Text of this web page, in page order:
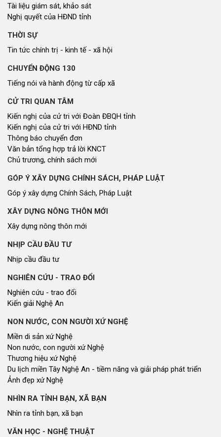
Tài liệu giám sát, khảo sát
Nghị quyết của HĐND tỉnh
THỜI SỰ
Tin tức chính trị - kinh tế - xã hội
CHUYỂN ĐỘNG 130
Tiếng nói và hành động từ cấp xã
CỬ TRI QUAN TÂM
Kiến nghị của cử tri với Đoàn ĐBQH tỉnh
Kiến nghị của cử tri với HĐND tỉnh
Thông báo chuyển đơn
Văn bản tổng hợp trả lời KNCT
Chủ trương, chính sách mới
GÓP Ý XÂY DỰNG CHÍNH SÁCH, PHÁP LUẬT
Góp ý xây dựng Chính Sách, Pháp Luật
XÂY DỰNG NÔNG THÔN MỚI
Xây dựng nông thôn mới
NHỊP CẦU ĐẦU TƯ
Nhịp cầu đầu tư
NGHIÊN CỨU - TRAO ĐỔI
Nghiên cứu - trao đổi
Kiến giải Nghệ An
NON NƯỚC, CON NGƯỜI XỨ NGHỆ
Miền di sản xứ Nghệ
Non nước, con người xứ Nghệ
Thương hiệu xứ Nghệ
Du lịch miền Tây Nghệ An - tiềm năng và giải pháp phát triển
Ảnh đẹp xứ Nghệ
NHÌN RA TỈNH BẠN, XÃ BẠN
Nhìn ra tỉnh bạn, xã bạn
VĂN HỌC - NGHỆ THUẬT